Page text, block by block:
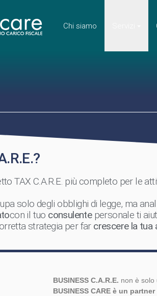
Chi siamo
TAX C.A.R.E. più completo per le
solo degli obblighi di legge, ma
con il tuo consulente personale ti
strategia per farcrescere la tua
BUSINESS C.A.R.E. non è solo
BUSINESS CARE è un partner